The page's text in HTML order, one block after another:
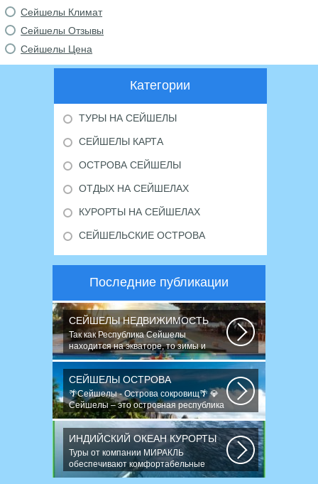
Сейшелы Климат
Сейшелы Отзывы
Сейшелы Цена
Категории
ТУРЫ НА СЕЙШЕЛЫ
СЕЙШЕЛЫ КАРТА
ОСТРОВА СЕЙШЕЛЫ
ОТДЫХ НА СЕЙШЕЛАХ
КУРОРТЫ НА СЕЙШЕЛАХ
СЕЙШЕЛЬСКИЕ ОСТРОВА
Последние публикации
СЕЙШЕЛЫ НЕДВИЖИМОСТЬ
Так как Республика Сейшелы
находится на экваторе, то зимы и
снега не знает...
СЕЙШЕЛЫ ОСТРОВА
🌴Сейшелы - Острова сокровищ🌴 💎
Сейшелы – это островная республика
в Индийском...
ИНДИЙСКИЙ ОКЕАН КУРОРТЫ
Туры от компании МИРАКЛЬ
обеспечивают комфортабельные
путешествия в 120...